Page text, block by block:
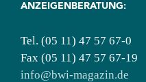
ANZEIGENBERATUNG:
Tel. (05 11) 47 57 67-0
Fax (05 11) 47 57 67-19
info@bwi-magazin.de